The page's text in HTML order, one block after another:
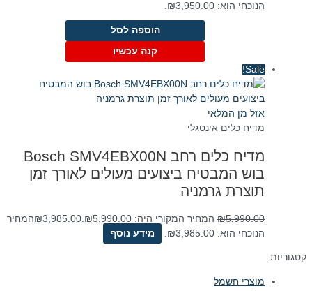
הנוכחי הוא: ₪3,950.00.
הוספה לסל
קנה עכשיו
Sale!
אזל מן המלאי
מדיח כלים אינטגלי
מדיח כלים ‏רחב Bosch SMV4EBX00N
בוש המבטיח ביצועים מעולים לאורך זמן
תוצרת גרמניה
₪5,990.00 המחיר המקורי היה: ₪5,990.00. ₪3,985.00
המחיר
הנוכחי הוא: ₪3,985.00.
מידע נוסף
קטגוריות
מוצרי חשמל